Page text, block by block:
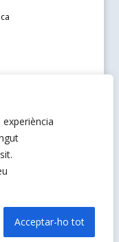
Acceptar-ho tot